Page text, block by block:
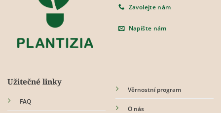
na
produktu
Zavolejte nám
Napište nám
Užitečné linky
FAQ
Věrnostní program
O nás